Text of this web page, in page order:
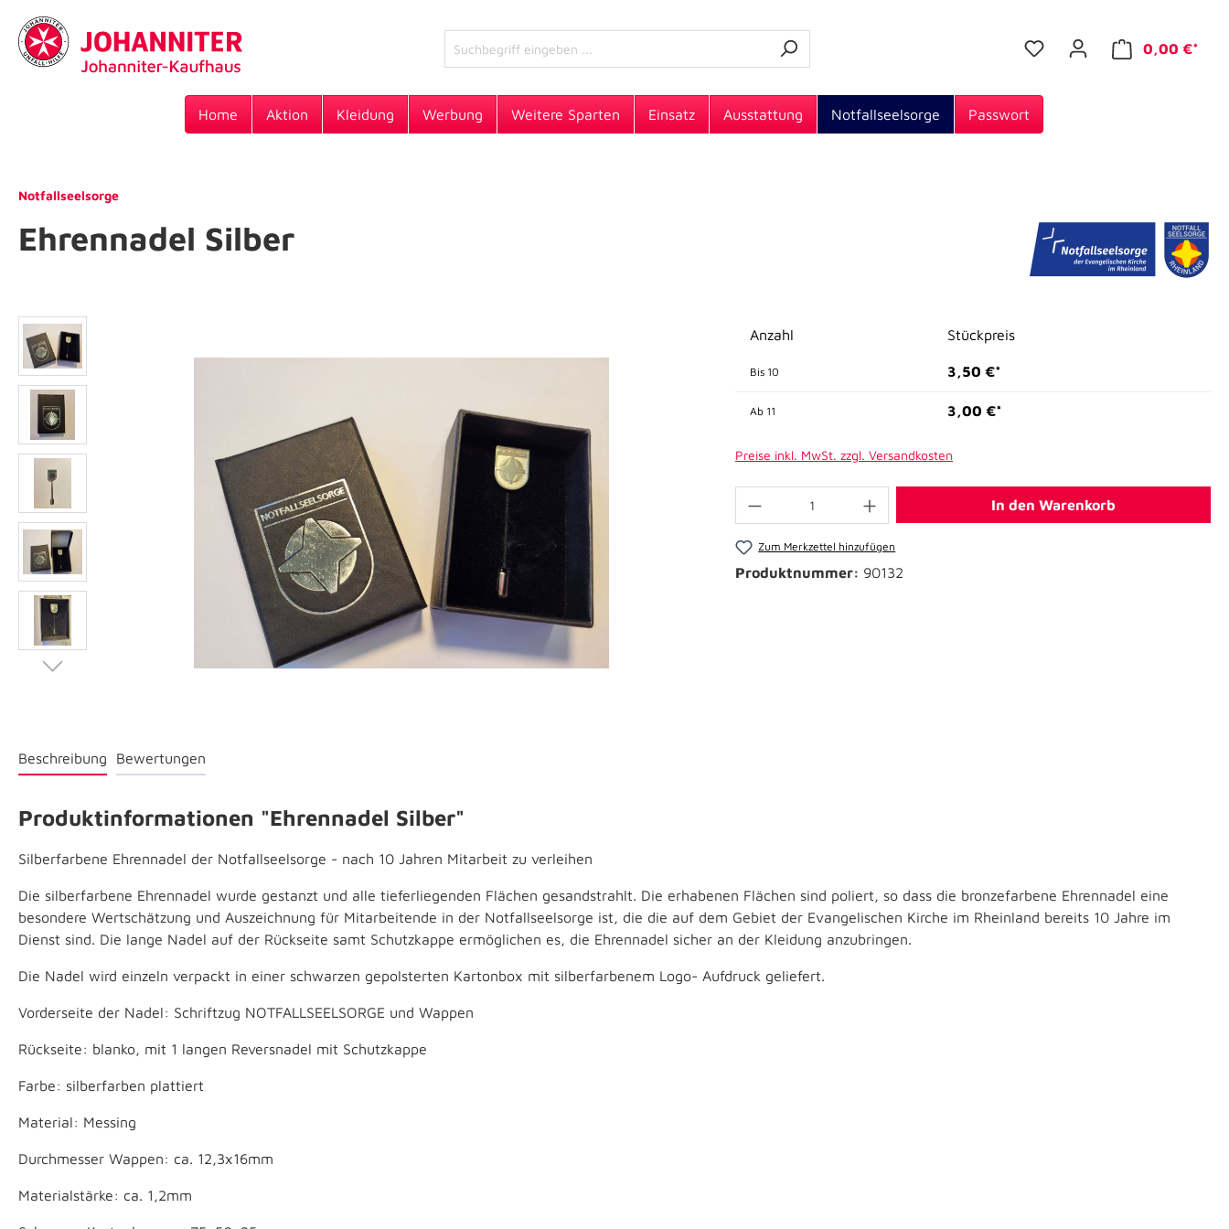
0,00 €*
Home Aktion Kleidung Werbung Weitere Sparten Einsatz Ausstattung Notfallseelsorge Passwort
Notfallseelsorge
Ehrennadel Silber
Anzahl Stückpreis
Bis 10 3,50 €*
Ab 11 3,00 €*
Preise inkl. MwSt. zzgl. Versandkosten
In den Warenkorb
Zum Merkzettel hinzufügen
Produktnummer: 90132
Beschreibung Bewertungen
Produktinformationen "Ehrennadel Silber"
Silberfarbene Ehrennadel der Notfallseelsorge - nach 10 Jahren Mitarbeit zu verleihen
Die silberfarbene Ehrennadel wurde gestanzt und alle tieferliegenden Flächen gesandstrahlt. Die erhabenen Flächen sind poliert, so dass die bronzefarbene Ehrennadel eine
besondere Wertschätzung und Auszeichnung für Mitarbeitende in der Notfallseelsorge ist, die die auf dem Gebiet der Evangelischen Kirche im Rheinland bereits 10 Jahre im
Dienst sind. Die lange Nadel auf der Rückseite samt Schutzkappe ermöglichen es, die Ehrennadel sicher an der Kleidung anzubringen.
Die Nadel wird einzeln verpackt in einer schwarzen gepolsterten Kartonbox mit silberfarbenem Logo- Aufdruck geliefert.
Vorderseite der Nadel: Schriftzug NOTFALLSEELSORGE und Wappen
Rückseite: blanko, mit 1 langen Reversnadel mit Schutzkappe
Farbe: silberfarben plattiert
Material: Messing
Durchmesser Wappen: ca. 12,3x16mm
Materialstärke: ca. 1,2mm